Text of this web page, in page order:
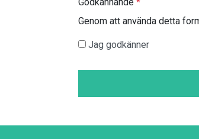
Genom att använda detta
Jag godkänner